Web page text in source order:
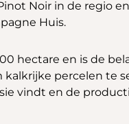
Noir in de regio
Huis.
hectare en is de
percelen te
vindt en de